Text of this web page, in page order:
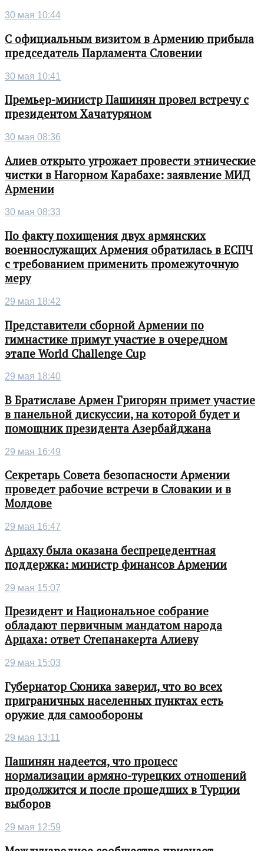
30 мая 10:44
С официальным визитом в Армению прибыла
председатель Парламента Словении
30 мая 10:41
Премьер-министр Пашинян провел встречу с
президентом Хачатуряном
30 мая 08:36
Алиев открыто угрожает провести этнические
чистки в Нагорном Карабахе: заявление МИД
Армении
30 мая 08:33
По факту похищения двух армянских
военнослужащих Армения обратилась в ЕСПЧ
с требованием применить промежуточную
меру
29 мая 18:42
Представители сборной Армении по
гимнастике примут участие в очередном
этапе World Challenge Cup
29 мая 18:40
В Братиславе Армен Григорян примет участие
в панельной дискуссии, на которой будет и
помощник президента Азербайджана
29 мая 16:49
Секретарь Совета безопасности Армении
проведет рабочие встречи в Словакии и в
Молдове
29 мая 16:47
Арцаху была оказана беспрецедентная
поддержка: министр финансов Армении
29 мая 15:07
Президент и Национальное собрание
обладают первичным мандатом народа
Арцаха: ответ Степанакерта Алиеву
29 мая 15:03
Губернатор Сюника заверил, что во всех
приграничных населенных пунктах есть
оружие для самообороны
29 мая 13:11
Пашинян надеется, что процесс
нормализации армяно-турецких отношений
продолжится и после прошедших в Турции
выборов
29 мая 12:59